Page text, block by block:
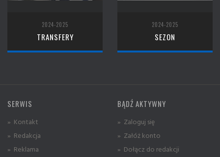
2024-2025
TRANSFERY
2024-2025
SEZON
SERWIS
» Kontakt
» Redakcja
» Reklama
BĄDŹ AKTYWNY
» Zaloguj się
» Załóż konto
» Dołącz do redakcji